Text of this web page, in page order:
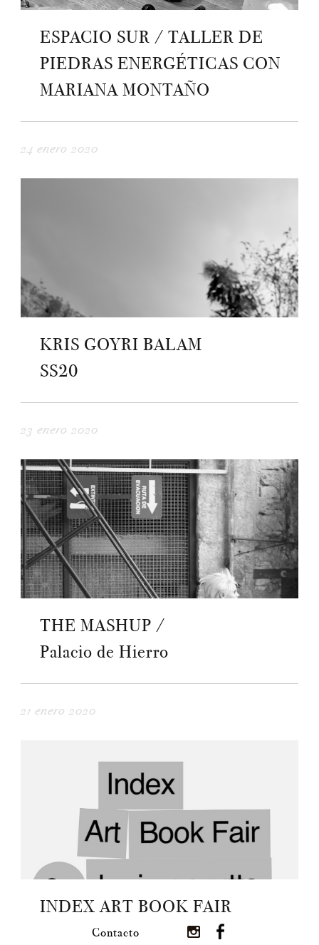
Contacto
ESPACIO SUR / TALLER DE
PIEDRAS ENERGÉTICAS CON
MARIANA MONTAÑO
24 enero 2020
KRIS GOYRI BALAM
SS20
23 enero 2020
THE MASHUP /
Palacio de Hierro
21 enero 2020
INDEX ART BOOK FAIR